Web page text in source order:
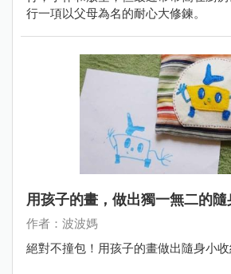
行一項以父母為名的耐心大修鍊。
用孩子的畫，做出獨一無二的
作者：波波媽
絕對不撞包！用孩子的畫做出隨身小收